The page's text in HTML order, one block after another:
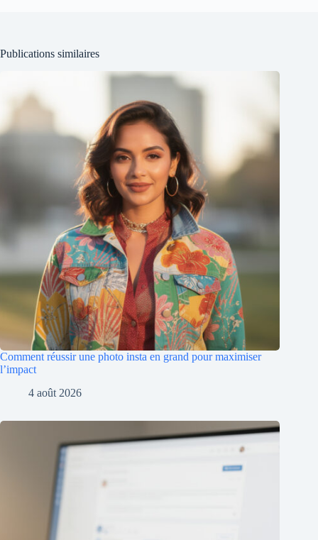
Publications similaires
Comment réussir une photo insta en grand pour maximiser
l’impact
4 août 2026